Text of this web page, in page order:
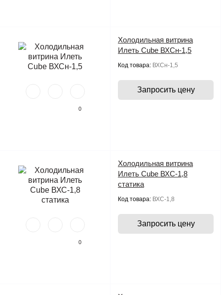
0
Холодильная витрина
Илеть Cube ВХСн-1,5
Код товара: ВХСн-1,5
Запросить цену
0
Холодильная витрина
Илеть Cube ВХС-1,8
статика
Код товара: ВХС-1,8
Запросить цену